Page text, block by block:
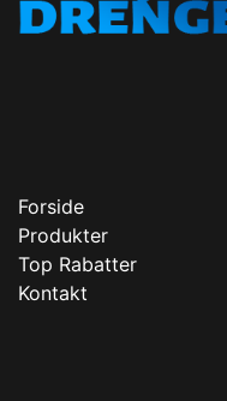
Forside
Produkter
Top Rabatter
Kontakt